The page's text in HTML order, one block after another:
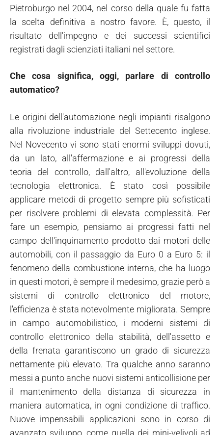
Pietroburgo nel 2004, nel corso della quale fu fatta
la scelta definitiva a nostro favore. È, questo, il
risultato dell'impegno e dei successi scientifici
registrati dagli scienziati italiani nel settore.
Che cosa significa, oggi, parlare di controllo
automatico?
Le origini dell'automazione negli impianti risalgono
alla rivoluzione industriale del Settecento inglese.
Nel Novecento vi sono stati enormi sviluppi dovuti,
da un lato, all'affermazione e ai progressi della
teoria del controllo, dall'altro, all'evoluzione della
tecnologia elettronica. È stato così possibile
applicare metodi di progetto sempre più sofisticati
per risolvere problemi di elevata complessità. Per
fare un esempio, pensiamo ai progressi fatti nel
campo dell'inquinamento prodotto dai motori delle
automobili, con il passaggio da Euro 0 a Euro 5: il
fenomeno della combustione interna, che ha luogo
in questi motori, è sempre il medesimo, grazie però a
sistemi di controllo elettronico del motore,
l'efficienza è stata notevolmente migliorata. Sempre
in campo automobilistico, i moderni sistemi di
controllo elettronico della stabilità, dell'assetto e
della frenata garantiscono un grado di sicurezza
nettamente più elevato. Tra qualche anno saranno
messi a punto anche nuovi sistemi anticollisione per
il mantenimento della distanza di sicurezza in
maniera automatica, in ogni condizione di traffico.
Nuove impensabili applicazioni sono in corso di
avanzato sviluppo, come quella dei mini-velivoli ad